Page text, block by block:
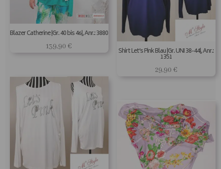
Blazer Catherine |Gr. 40 bis 46|, Anr.: 3880
139,90 € Shirt Let’s Pink Blau |Gr. UNI 38-44|, Anr.:
1351
29,90 €